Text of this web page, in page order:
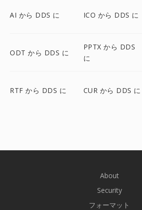
AI から DDS に ICO から DDS に
ODT から DDS に
PPTX から DDS
に
RTF から DDS に CUR から DDS に
About
Security
フォーマット